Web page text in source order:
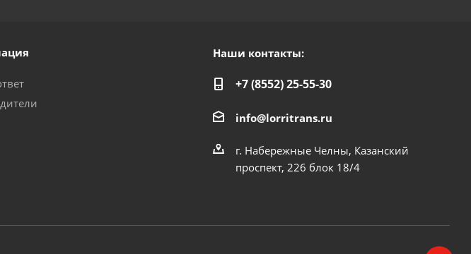
Наши контакты:
+7 (8552) 25-55-30
info@lorritrans.ru
г. Набережные Челны, Казанский
проспект, 226 блок 18/4